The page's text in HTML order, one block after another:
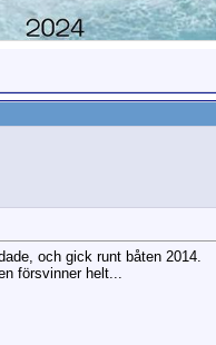
och gick runt båten 2014.
försvinner helt...